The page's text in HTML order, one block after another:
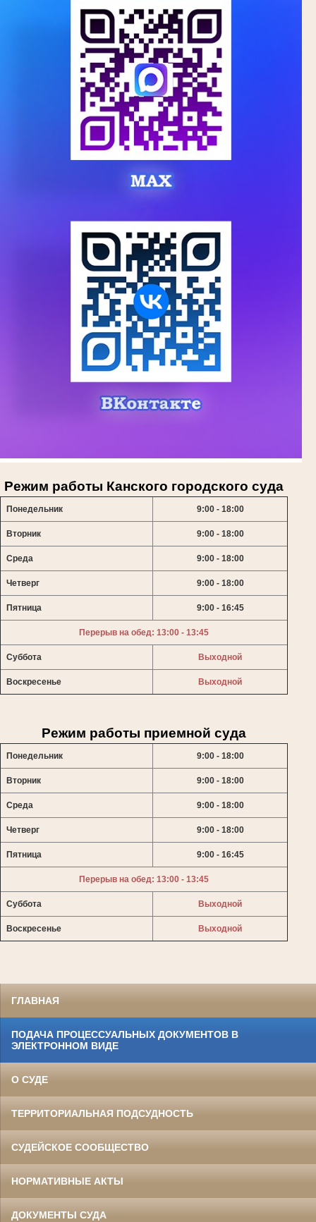
Режим работы Канского городского суда
Понедельник 9:00 - 18:00
Вторник 9:00 - 18:00
Среда 9:00 - 18:00
Четверг 9:00 - 18:00
Пятница 9:00 - 16:45
Перерыв на обед: 13:00 - 13:45
Суббота Выходной
Воскресенье Выходной
Режим работы приемной суда
Понедельник 9:00 - 18:00
Вторник 9:00 - 18:00
Среда 9:00 - 18:00
Четверг 9:00 - 18:00
Пятница 9:00 - 16:45
Перерыв на обед: 13:00 - 13:45
Суббота Выходной
Воскресенье Выходной
ГЛАВНАЯ
ПОДАЧА ПРОЦЕССУАЛЬНЫХ ДОКУМЕНТОВ В
ЭЛЕКТРОННОМ ВИДЕ
О СУДЕ
ТЕРРИТОРИАЛЬНАЯ ПОДСУДНОСТЬ
СУДЕЙСКОЕ СООБЩЕСТВО
НОРМАТИВНЫЕ АКТЫ
ДОКУМЕНТЫ СУДА